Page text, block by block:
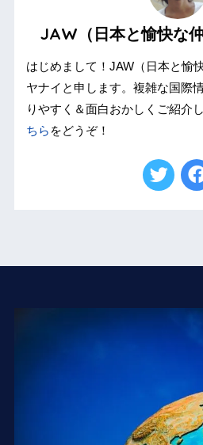
JAW（日本と愉快な
はじめまして！JAW（日本と愉
ヤナイと申します。複雑な国際
りやすく＆面白おかしくご紹介
ちら をどうぞ！